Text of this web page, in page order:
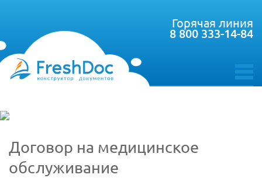
toggle
Горячая линия
8 800 333-14-84
Договор на медицинское
обслуживание